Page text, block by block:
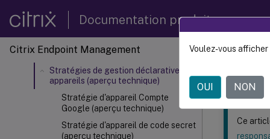
Documentation produit
Citrix Endpoint Management
Stratégie d'appareil Contacts
(CardDAV)
Stratégie d'appareil XML
personnalisée
Stratégies de gestion déclarative des
appareils (aperçu technique)
Stratégie d'appareil Compte
Google (aperçu technique)
Stratégie d'appareil de code secret
(aperçu technique)
Ce contenu a
Citrix
Ce
Voulez-vous
OUI NON